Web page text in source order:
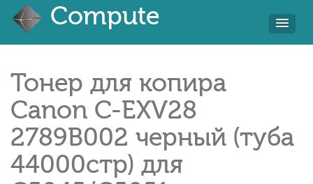
Compute
Тонер для копира
Canon C-EXV28
2789B002 черный (туба
44000стр) для